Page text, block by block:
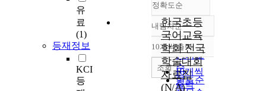
유
료
(1)
등재정보
KCI
등
정확도순
정확도
순
인기도
순
연도순
내림차순
내림차순
10개씩 출력
10개씩
출력
조회
한국초등
국어교육
학회 전국
학술대회
자료집
(N/A)